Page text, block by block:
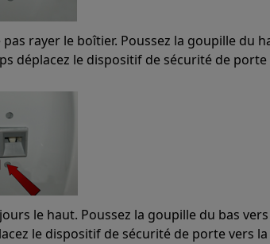
pas rayer le boîtier. Poussez la goupille du
déplacez le dispositif de sécurité de porte
le haut. Poussez la goupille du bas
le dispositif de sécurité de porte vers la